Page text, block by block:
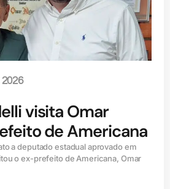
visita Omar
de Americana
a deputado estadual aprovado em
o ex-prefeito de Americana, Omar